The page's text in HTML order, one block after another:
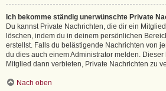
Ich bekomme ständig unerwünschte Private
Du kannst Private Nachrichten, die dir ein
löschen, indem du in deinem persönlichen
erstellst. Falls du belästigende Nachrichten von
du dies auch einem Administrator melden.
Mitglied dann verbieten, Private Nachrichten zu
Nach oben